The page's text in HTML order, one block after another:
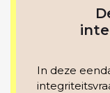
In deze